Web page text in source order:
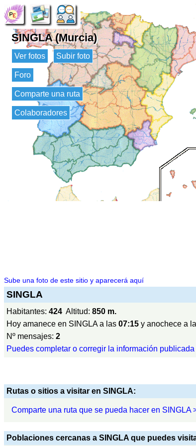
SINGLA (Murcia)
Ver fotos Subir foto
Foro
Comparte una ruta
Colaboradores
Sube una foto de este sitio y aparecerá aquí
SINGLA
Habitantes: 424 Altitud: 850 m.
Hoy amanece en SINGLA a las 07:15 y anochece a
Nº mensajes: 2
Puedes completar o corregir la información publicada
Rutas o sitios a visitar en SINGLA:
Comparte una ruta que se pueda hacer en SINGLA
Poblaciones cercanas a SINGLA que puedes